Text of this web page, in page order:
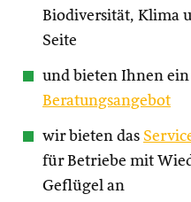
Biodiversität, Klima
Seite
und bieten Ihnen
Beratungsangebot
wir bieten das
für Betriebe mit
Geflügel an